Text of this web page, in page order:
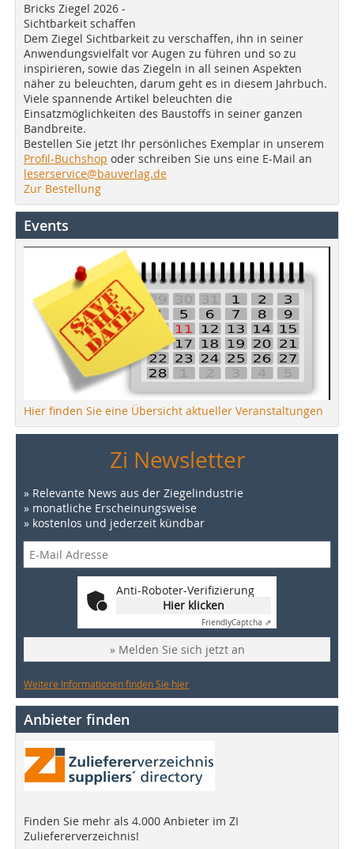
Bricks Ziegel 2026 -
Sichtbarkeit schaffen
Dem Ziegel Sichtbarkeit zu verschaffen, ihn in seiner
Anwendungsvielfalt vor Augen zu führen und so zu
inspirieren, sowie das Ziegeln in all seinen Aspekten
näher zu beleuchten, darum geht es in diesem Jahrbuch.
Viele spannende Artikel beleuchten die
Einsatzmöglichkeiten des Baustoffs in seiner ganzen
Bandbreite.
Bestellen Sie jetzt Ihr persönliches Exemplar in unserem
Profil-Buchshop oder schreiben Sie uns eine E-Mail an
leserservice@bauverlag.de
Zur Bestellung
Events
Hier finden Sie eine Übersicht aktueller Veranstaltungen
Zi Newsletter
» Relevante News aus der Ziegelindustrie
» monatliche Erscheinungsweise
» kostenlos und jederzeit kündbar
Anti-Roboter-Verifizierung
Hier klicken
FriendlyCaptcha ⇗
» Melden Sie sich jetzt an
Weitere Informationen finden Sie hier
Anbieter finden
Finden Sie mehr als 4.000 Anbieter im ZI
Zuliefererverzeichnis!